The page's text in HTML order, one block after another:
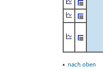
▴ nach oben